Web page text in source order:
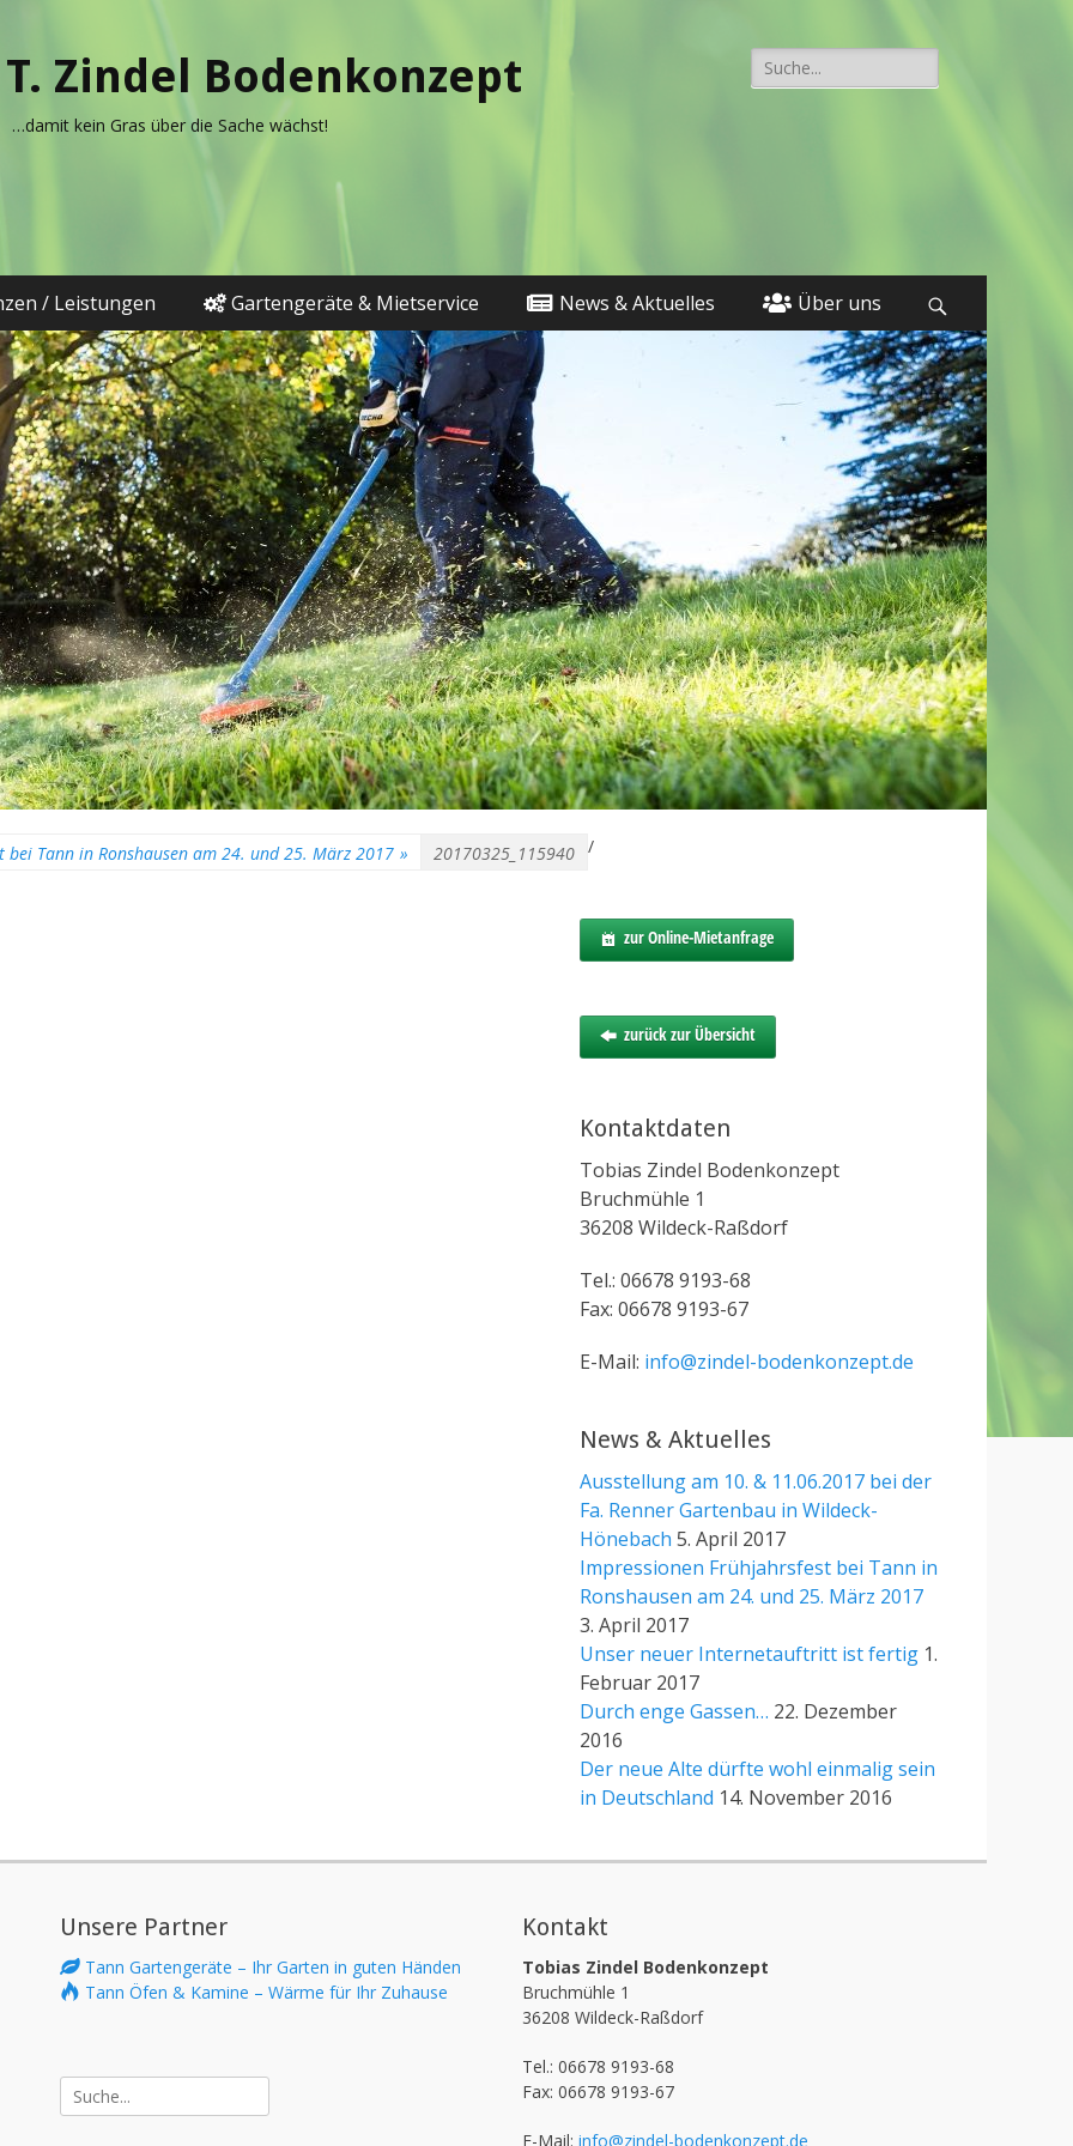
T. Zindel Bodenkonzept
…damit kein Gras über die Sache wächst!
Suche
nach:
/ Leistungen Gartengeräte & Mietservice News & Aktuelles Über uns
/
bei Tann in Ronshausen am 24. und 25. März 2017 » 20170325_115940
zur Online-Mietanfrage
zurück zur Übersicht
Kontaktdaten
Tobias Zindel Bodenkonzept
Bruchmühle 1
36208 Wildeck-Raßdorf
Tel.: 06678 9193-68
Fax: 06678 9193-67
E-Mail: info@zindel-bodenkonzept.de
News & Aktuelles
Ausstellung am 10. & 11.06.2017 bei der
Fa. Renner Gartenbau in Wildeck-
Hönebach 5. April 2017
Impressionen Frühjahrsfest bei Tann in
Ronshausen am 24. und 25. März 2017
3. April 2017
Unser neuer Internetauftritt ist fertig 1.
Februar 2017
Durch enge Gassen… 22. Dezember
2016
Der neue Alte dürfte wohl einmalig sein
in Deutschland 14. November 2016
Unsere Partner
Tann Gartengeräte – Ihr Garten in guten Händen
Tann Öfen & Kamine – Wärme für Ihr Zuhause
Suche
nach:
Kontakt
Tobias Zindel Bodenkonzept
Bruchmühle 1
36208 Wildeck-Raßdorf
Tel.: 06678 9193-68
Fax: 06678 9193-67
E-Mail: info@zindel-bodenkonzept.de